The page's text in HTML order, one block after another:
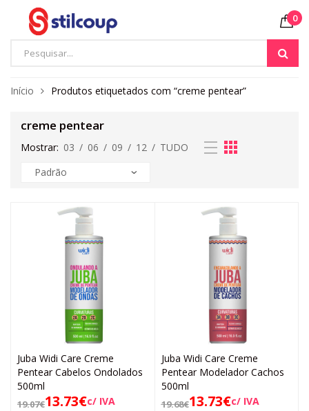
0
Início Produtos etiquetados com “creme pentear”
creme pentear
Mostrar: 03 / 06 / 09 / 12 / TUDO
Juba Widi Care Creme
Pentear Cabelos Ondolados
500ml
19.07€13.73€c/ IVA
Juba Widi Care Creme
Pentear Modelador Cachos
500ml
19.68€13.73€c/ IVA